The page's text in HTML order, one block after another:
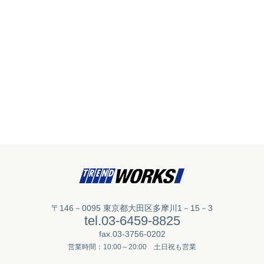
〒146－0095 東京都大田区多摩川1－15－3
tel.03-6459-8825
fax.03-3756-0202
営業時間：10:00～20:00 土日祝も営業